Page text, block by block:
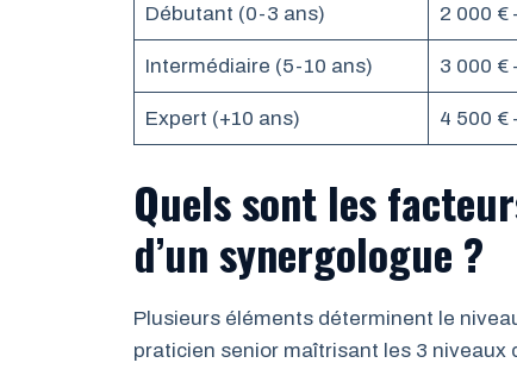
Débutant (0-3 ans) 2 000 €
Intermédiaire (5-10 ans) 3 000 €
Expert (+10 ans) 4 500 €
Quels sont les
d’un synergologue ?
Plusieurs éléments déterminent le
praticien senior maîtrisant les 3